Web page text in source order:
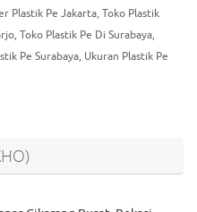
Plastik Pe Jakarta, Toko Plastik
, Toko Plastik Pe Di Surabaya,
Pe Surabaya, Ukuran Plastik Pe